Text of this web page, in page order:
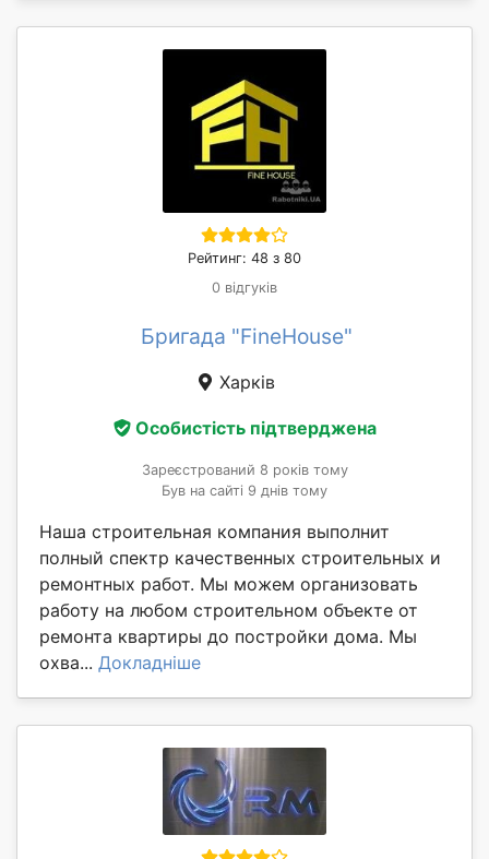
Рейтинг: 48 з 80
0 відгуків
Бригада "FineHouse"
Харків
Особистість підтверджена
Зареєстрований 8 років тому
Був на сайті 9 днів тому
Наша строительная компания выполнит
полный спектр качественных строительных и
ремонтных работ. Мы можем организовать
работу на любом строительном объекте от
ремонта квартиры до постройки дома. Мы
охва... Докладніше